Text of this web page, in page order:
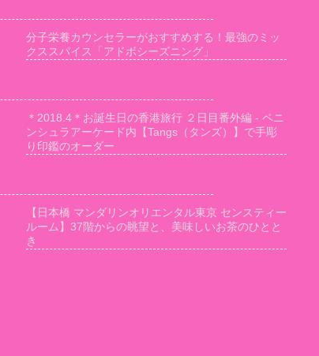
分子栄養カウンセラーがおすすめする！最強のミッ
クススパイス「アドボシーズニング」
＊2018.4＊お誕生日の香港旅行 ２日目番外編 - ペニ
ンシュラアーケード内【Tangs（タンズ）】で手彫
り印鑑のオーダー
【日本橋 マンダリンオリエンタル東京 センスティー
ルーム】37階からの眺望と、美味しいお茶のひとと
き